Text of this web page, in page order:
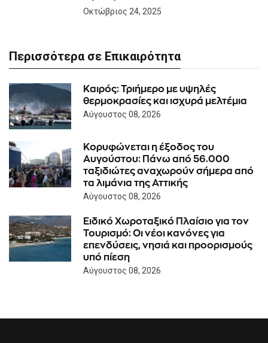
Οκτώβριος 24, 2025
Περισσότερα σε Επικαιρότητα
Καιρός: Τριήμερο με υψηλές
θερμοκρασίες και ισχυρά μελτέμια
Αύγουστος 08, 2026
Κορυφώνεται η έξοδος του
Αυγούστου: Πάνω από 56.000
ταξιδιώτες αναχωρούν σήμερα από
τα λιμάνια της Αττικής
Αύγουστος 08, 2026
Ειδικό Χωροταξικό Πλαίσιο για τον
Τουρισμό: Οι νέοι κανόνες για
επενδύσεις, νησιά και προορισμούς
υπό πίεση
Αύγουστος 08, 2026